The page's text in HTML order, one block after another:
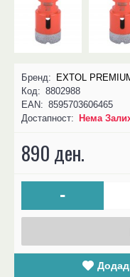
Бренд: EXTOL
Код: 8802988
EAN: 8595703606465
Достапност: Нема
890 ден.
-